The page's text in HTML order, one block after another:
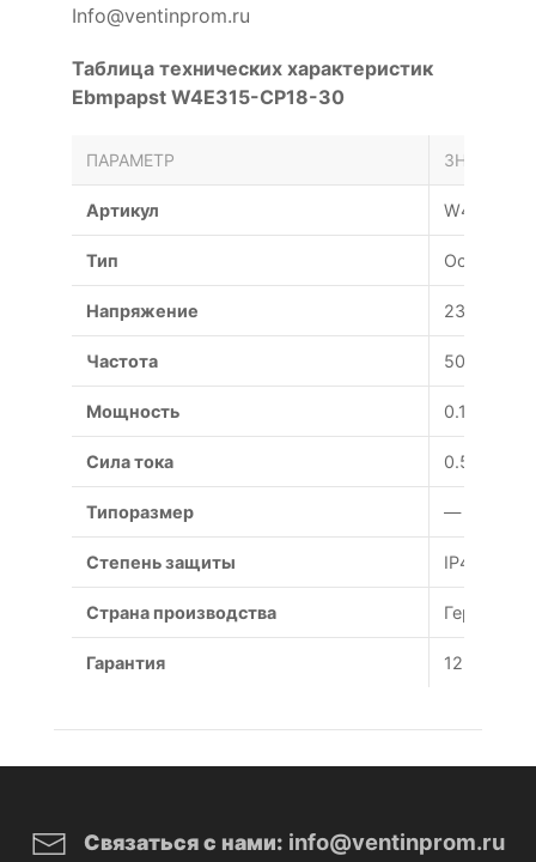
Info@ventinprom.ru
Таблица технических характеристик
Ebmpapst W4E315-CP18-30
ПАРАМЕТР ЗНАЧЕНИЕ
Артикул W4E315-
Тип Осевой
Напряжение 230 В
Частота 50 Гц
Мощность 0.102 Вт
Сила тока 0.52 А
Типоразмер — мм
Степень защиты IP44
Страна производства Германия
Гарантия 12
Связаться с нами: info@ventinprom.ru